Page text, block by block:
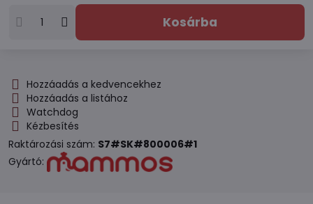
Kosárba
Hozzáadás a kedvencekhez
Hozzáadás a listához
Watchdog
Kézbesítés
Raktározási szám: S7#SK#800006#1
Gyártó: